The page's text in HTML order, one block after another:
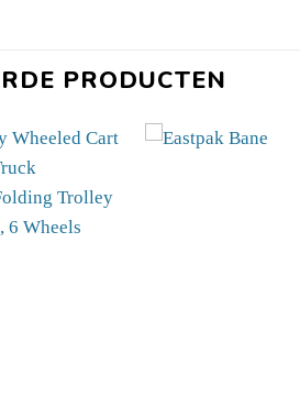
PRODUCTEN